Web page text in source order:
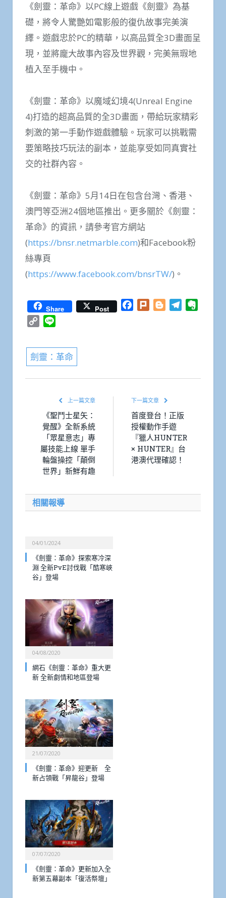
《劍靈：革命》以PC線上遊戲《劍靈》為基
礎，將令人驚艷如電影般的復仇故事完美演
繹。遊戲忠於PC的精華，以高品質全3D畫面呈
現，並將龐大故事內容及世界觀，完美無瑕地
植入至手機中。
《劍靈：革命》以魔域幻境4(Unreal Engine
4)打造的超高品質的全3D畫面，帶給玩家精彩
刺激的第一手動作遊戲體驗。玩家可以挑戰需
要策略技巧玩法的副本，並能享受如同真實社
交的社群內容。
《劍靈：革命》5月14日在包含台灣、香港、
澳門等亞洲24個地區推出。更多關於《劍靈：
革命》的資訊，請參考官方網站
(https://bnsr.netmarble.com)和Facebook粉
絲專頁
(https://www.facebook.com/bnsrTW/)。
Share Post Facebook
Plurk BloggerTelegram
Copy
劍靈：革命
上一篇文章
《聖鬥士星矢：
覺醒》全新系統
「眾星意志」專
屬技能上線 單手
輪盤操控「顛倒
世界」新鮮有趣
下一篇文章
首度登台！正版
授權動作手遊
『獵人HUNTER
× HUNTER』台
港澳代理確認！
相關報導
04/01/2024
《劍靈：革命》探索寒冷深
淵 全新PvE討伐戰「酷寒峽
谷」登場
04/08/2020
網石《劍靈：革命》重大更
新 全新劇情和地區登場
21/07/2020
《劍靈：革命》迎更新 全
新占領戰「昇龍谷」登場
07/07/2020
《劍靈：革命》更新加入全
新第五幕副本「復活祭壇」